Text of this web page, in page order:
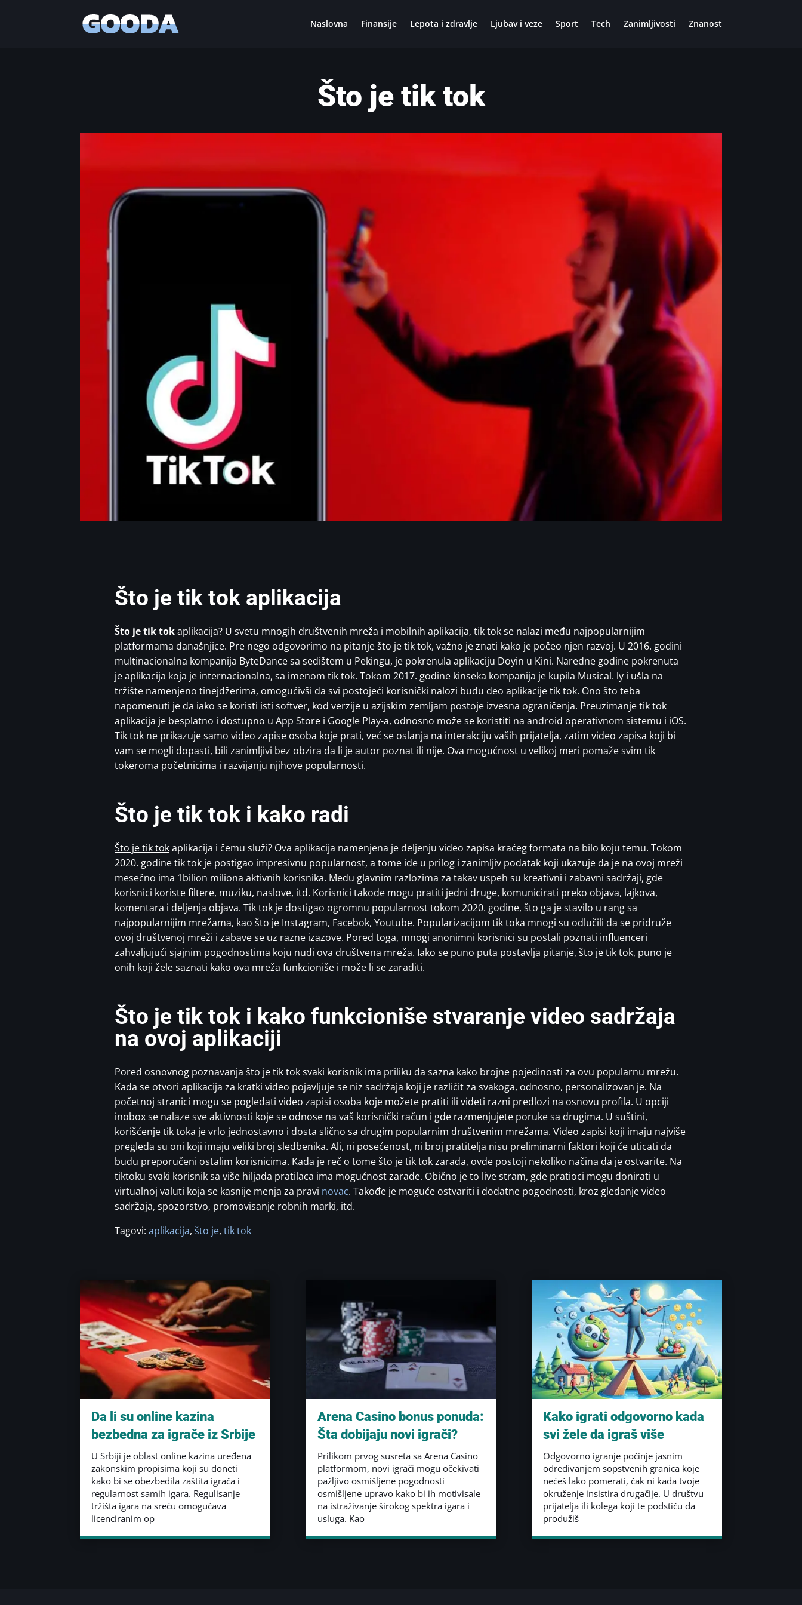
Naslovna Finansije Lepota i zdravlje Ljubav i veze Sport Tech Zanimljivosti Znanost
Što je tik tok
Što je tik tok aplikacija
Što je tik tokaplikacija? U svetu mnogih društvenih mreža i mobilnih aplikacija, tik tok se nalazi među najpopularnijim
platformama današnjice. Pre nego odgovorimo na pitanje što je tik tok, važno je znati kako je počeo njen razvoj. U 2016. godini
multinacionalna kompanija ByteDance sa sedištem u Pekingu, je pokrenula aplikaciju Doyin u Kini. Naredne godine pokrenuta
je aplikacija koja je internacionalna, sa imenom tik tok. Tokom 2017. godine kinseka kompanija je kupila Musical. ly i ušla na
tržište namenjeno tinejdžerima, omogućivši da svi postojeći korisnički nalozi budu deo aplikacije tik tok. Ono što teba
napomenuti je da iako se koristi isti softver, kod verzije u azijskim zemljam postoje izvesna ograničenja. Preuzimanje tik tok
aplikacija je besplatno i dostupno u App Store i Google Play-a, odnosno može se koristiti na android operativnom sistemu i iOS.
Tik tok ne prikazuje samo video zapise osoba koje prati, već se oslanja na interakciju vaših prijatelja, zatim video zapisa koji bi
vam se mogli dopasti, bili zanimljivi bez obzira da li je autor poznat ili nije. Ova mogućnost u velikoj meri pomaže svim tik
tokeroma početnicima i razvijanju njihove popularnosti.
Što je tik tok i kako radi
Što je tik tokaplikacija i čemu služi? Ova aplikacija namenjena je deljenju video zapisa kraćeg formata na bilo koju temu. Tokom
2020. godine tik tok je postigao impresivnu popularnost, a tome ide u prilog i zanimljiv podatak koji ukazuje da je na ovoj mreži
mesečno ima 1bilion miliona aktivnih korisnika. Među glavnim razlozima za takav uspeh su kreativni i zabavni sadržaji, gde
korisnici koriste filtere, muziku, naslove, itd. Korisnici takođe mogu pratiti jedni druge, komunicirati preko objava, lajkova,
komentara i deljenja objava. Tik tok je dostigao ogromnu popularnost tokom 2020. godine, što ga je stavilo u rang sa
najpopularnijim mrežama, kao što je Instagram, Facebok, Youtube. Popularizacijom tik toka mnogi su odlučili da se pridruže
ovoj društvenoj mreži i zabave se uz razne izazove. Pored toga, mnogi anonimni korisnici su postali poznati influenceri
zahvaljujući sjajnim pogodnostima koju nudi ova društvena mreža. Iako se puno puta postavlja pitanje, što je tik tok, puno je
onih koji žele saznati kako ova mreža funkcioniše i može li se zaraditi.
Što je tik tok i kako funkcioniše stvaranje video sadržaja
na ovoj aplikaciji
Pored osnovnog poznavanja što je tik tok svaki korisnik ima priliku da sazna kako brojne pojedinosti za ovu popularnu mrežu.
Kada se otvori aplikacija za kratki video pojavljuje se niz sadržaja koji je različit za svakoga, odnosno, personalizovan je. Na
početnoj stranici mogu se pogledati video zapisi osoba koje možete pratiti ili videti razni predlozi na osnovu profila. U opciji
inobox se nalaze sve aktivnosti koje se odnose na vaš korisnički račun i gde razmenjujete poruke sa drugima. U suštini,
korišćenje tik toka je vrlo jednostavno i dosta slično sa drugim popularnim društvenim mrežama. Video zapisi koji imaju najviše
pregleda su oni koji imaju veliki broj sledbenika. Ali, ni posećenost, ni broj pratitelja nisu preliminarni faktori koji će uticati da
budu preporučeni ostalim korisnicima. Kada je reč o tome što je tik tok zarada, ovde postoji nekoliko načina da je ostvarite. Na
tiktoku svaki korisnik sa više hiljada pratilaca ima mogućnost zarade. Obično je to live stram, gde pratioci mogu donirati u
virtualnoj valuti koja se kasnije menja za pravi novac. Takođe je moguće ostvariti i dodatne pogodnosti, kroz gledanje video
sadržaja, spozorstvo, promovisanje robnih marki, itd.
Tagovi: aplikacija, što je, tik tok
Da li su online kazina
bezbedna za igrače iz Srbije
U Srbiji je oblast online kazina uređena
zakonskim propisima koji su doneti
kako bi se obezbedila zaštita igrača i
regularnost samih igara. Regulisanje
tržišta igara na sreću omogućava
licenciranim op
Arena Casino bonus ponuda:
Šta dobijaju novi igrači?
Prilikom prvog susreta sa Arena Casino
platformom, novi igrači mogu očekivati
pažljivo osmišljene pogodnosti
osmišljene upravo kako bi ih motivisale
na istraživanje širokog spektra igara i
usluga. Kao
Kako igrati odgovorno kada
svi žele da igraš više
Odgovorno igranje počinje jasnim
određivanjem sopstvenih granica koje
nećeš lako pomerati, čak ni kada tvoje
okruženje insistira drugačije. U društvu
prijatelja ili kolega koji te podstiču da
produžiš